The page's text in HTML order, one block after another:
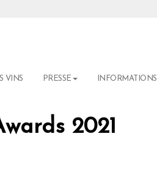
VINS PRESSE INFORMATIONS
2021